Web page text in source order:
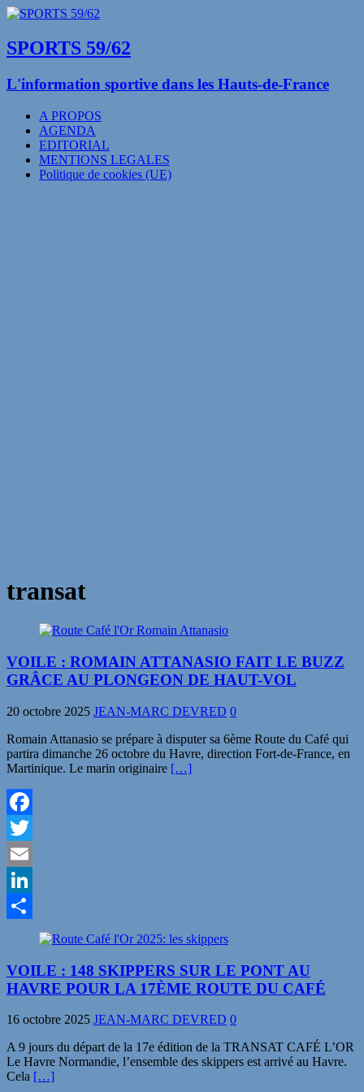
SPORTS 59/62
L'information sportive dans les Hauts-de-France
A PROPOS
AGENDA
EDITORIAL
MENTIONS LEGALES
Politique de cookies (UE)
transat
VOILE : ROMAIN ATTANASIO FAIT LE BUZZ
GRÂCE AU PLONGEON DE HAUT-VOL
20 octobre 2025 JEAN-MARC DEVRED 0
Romain Attanasio se prépare à disputer sa 6ème Route du Café qui
partira dimanche 26 octobre du Havre, direction Fort-de-France, en
Martinique. Le marin originaire […]
Facebook
Twitter
Email
LinkedIn
Partager
VOILE : 148 SKIPPERS SUR LE PONT AU
HAVRE POUR LA 17ÈME ROUTE DU CAFÉ
16 octobre 2025 JEAN-MARC DEVRED 0
A 9 jours du départ de la 17e édition de la TRANSAT CAFÉ L’OR
Le Havre Normandie, l’ensemble des skippers est arrivé au Havre.
Cela […]